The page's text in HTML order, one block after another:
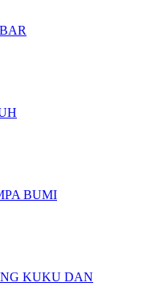
BUMI
KUKU DAN